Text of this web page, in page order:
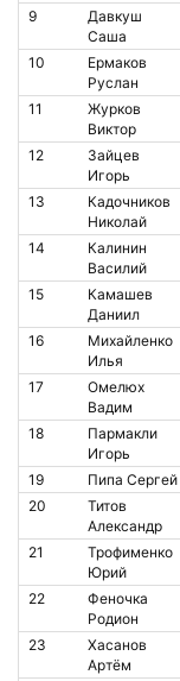
9
Давкуш
Саша
10
Ермаков
Руслан
11
Журков
Виктор
12
Зайцев
Игорь
13
Кадочников
Николай
14
Калинин
Василий
15
Камашев
Даниил
16
Михайленко
Илья
17
Омелюх
Вадим
18
Пармакли
Игорь
19 Пипа Сергей
20
Титов
Александр
21
Трофименко
Юрий
22
Феночка
Родион
23
Хасанов
Артём